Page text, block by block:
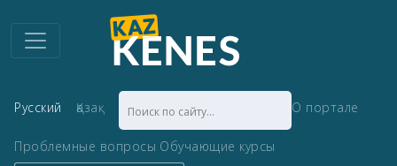
Русский Қазақ О портале
Проблемные вопросы Обучающие курсы